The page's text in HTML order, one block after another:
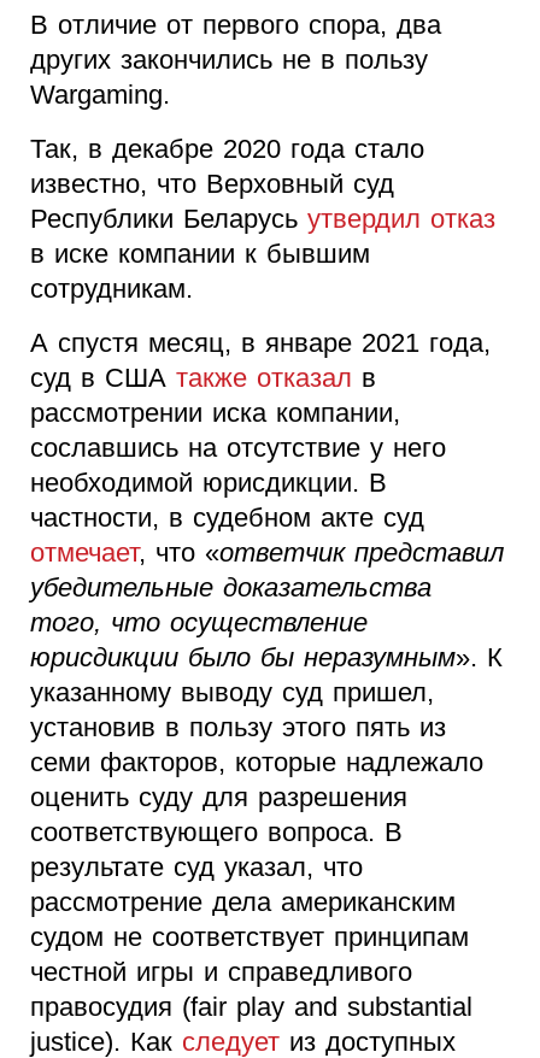
В отличие от первого спора, два
других закончились не в пользу
Wargaming.
Так, в декабре 2020 года стало
известно, что Верховный суд
Республики Беларусь утвердил отказ
в иске компании к бывшим
сотрудникам.
А спустя месяц, в январе 2021 года,
суд в США также отказал в
рассмотрении иска компании,
сославшись на отсутствие у него
необходимой юрисдикции. В
частности, в судебном акте суд
отмечает, что «ответчик представил
убедительные доказательства
того, что осуществление
юрисдикции было бы неразумным». К
указанному выводу суд пришел,
установив в пользу этого пять из
семи факторов, которые надлежало
оценить суду для разрешения
соответствующего вопроса. В
результате суд указал, что
рассмотрение дела американским
судом не соответствует принципам
честной игры и справедливого
правосудия (fair play and substantial
justice). Как следует из доступных